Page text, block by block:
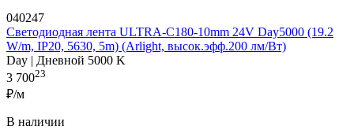
040247
Светодиодная лента ULTRA-C180-10mm 24V Day5000 (19.2
W/m, IP20, 5630, 5m) (Arlight, высок.эфф.200 лм/Вт)
Day | Дневной 5000 K
3 70023
₽/м
В наличии